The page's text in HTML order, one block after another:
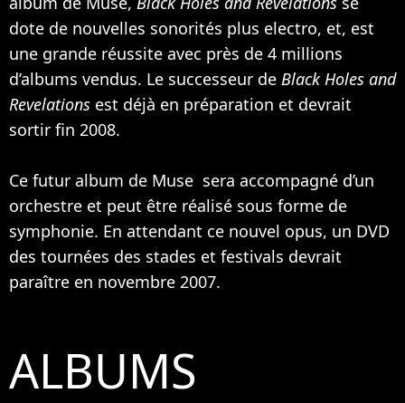
dote de nouvelles sonorités plus electro, et, est
une grande réussite avec près de 4 millions
d’albums vendus. Le successeur de Black Holes and
Revelations est déjà en préparation et devrait
sortir fin 2008.
Ce futur album de Muse sera accompagné d’un
orchestre et peut être réalisé sous forme de
symphonie. En attendant ce nouvel opus, un DVD
des tournées des stades et festivals devrait
paraître en novembre 2007.
ALBUMS